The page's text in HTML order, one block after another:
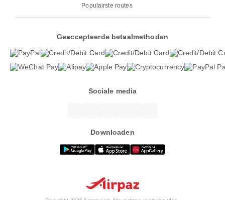
Populairste routes
Geaccepteerde betaalmethoden
Sociale media
Downloaden